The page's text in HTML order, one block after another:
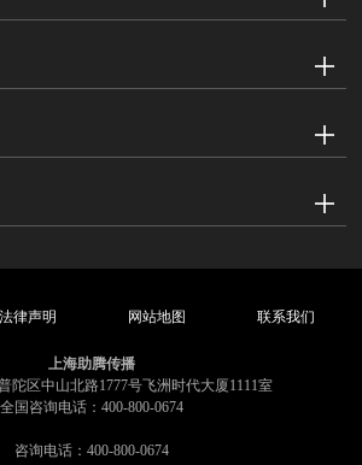
法律声明 网站地图 联系我们
上海助腾传播
陀区中山北路1777号飞洲时代大厦1111室
全国咨询电话：400-800-0674
咨询电话：400-800-0674